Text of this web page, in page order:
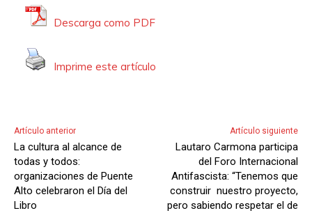
Descarga como PDF
Imprime este artículo
Artículo anterior
La cultura al alcance de
todas y todos:
organizaciones de Puente
Alto celebraron el Día del
Libro
Artículo siguiente
Lautaro Carmona participa
del Foro Internacional
Antifascista: “Tenemos que
construir nuestro proyecto,
pero sabiendo respetar el de